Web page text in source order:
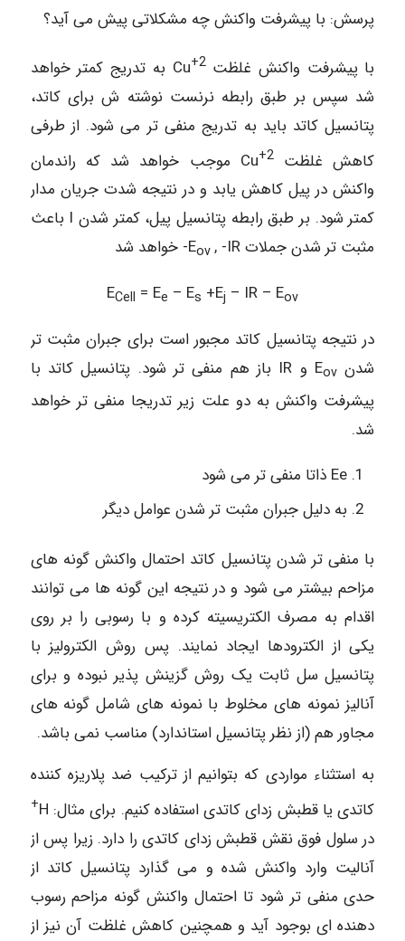
پرسش: با پیشرفت واکنش چه مشکلاتی پیش می آید؟
با پیشرفت واکنش غلظت2+
Cu به تدریج کمتر خواهد
شد سپس بر طبق رابطه نرنست نوشته ش برای کاتد،
پتانسیل کاتد باید به تدریج منفی تر می شود. از طرفی
کاهش غلظت2+
Cu موجب خواهد شد که راندمان
واکنش در پيل کاهش یابد و در نتيجه شدت جریان مدار
کمتر شود. بر طبق رابطه پتانسیل پیل، کمتر شدن I باعث
مثبت تر شدن جملات E
ov, -IR- خواهد شد
ECell = Ee – Es +Ej – IR – Eov
در نتیجه پتانسیل کاتد مجبور است برای جبران مثبت تر
شدن E ov
و IR باز هم منفی تر شود. پتانسیل کاتد با
پیشرفت واکنش به دو علت زیر تدريجا منفی تر خواهد
شد.
Ee ذاتا منفی تر می شود
به دلیل جبران مثبت تر شدن عوامل دیگر
با منفی تر شدن پتانسیل کاتد احتمال واکنش گونه های
مزاحم بیشتر می شود و در نتیجه این گونه ها می توانند
اقدام به مصرف الكتريسيته کرده و با رسوبی را بر روی
یکی از الکترودها ایجاد نمایند. پس روش الکترولیز با
پتانسیل سل ثابت یک روش گزینش پذیر نبوده و برای
آنالیز نمونه های مخلوط با نمونه های شامل گونه های
مجاور هم (از نظر پتانسیل استاندارد) مناسب نمی باشد.
به استثناء مواردی که بتوانیم از ترکیب ضد پلاریزه کننده
کاتدی یا قطبش زدای کاتدی استفاده کنیم. برای مثال: H
+
در سلول فوق نقش قطبش زدای کاتدی را دارد. زیرا پس از
آنالیت وارد واکنش شده و می گذارد پتانسیل کاتد از
حدی منفی تر شود تا احتمال واکنش گونه مزاحم رسوب
دهنده ای بوجود آید و همچنین کاهش غلظت آن نیز از